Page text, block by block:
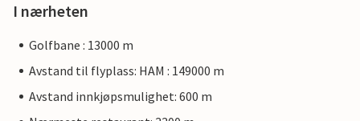
I nærheten
Golfbane : 13000 m
Avstand til flyplass: HAM : 149000 m
Avstand innkjøpsmulighet: 600 m